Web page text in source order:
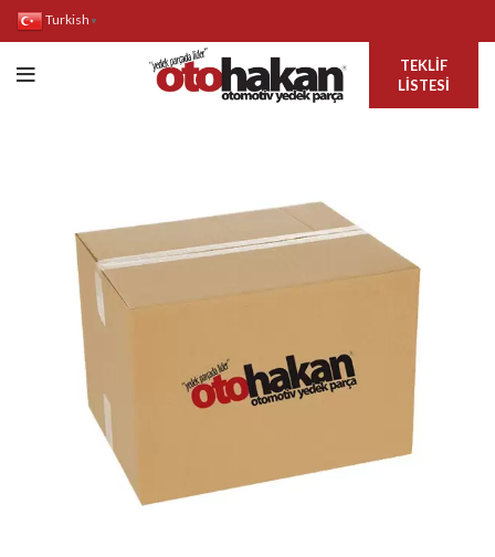
Turkish ▼
TEKLIF
LISTESI